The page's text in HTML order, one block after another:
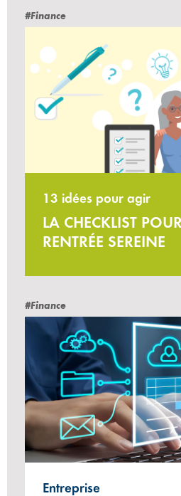
#Finance
13 idées pour agir
LA CHECKLIST
RENTRÉE SEREINE
#Finance
Entreprise